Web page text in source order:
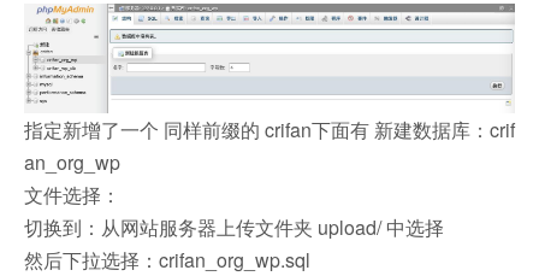
指定新增了一个 同样前缀的 crifan下面有 新建数据库：crif
an_org_wp
文件选择：
切换到：从网站服务器上传文件夹 upload/ 中选择
然后下拉选择：crifan_org_wp.sql